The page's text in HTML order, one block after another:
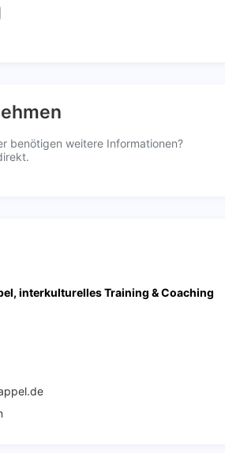
benötigen weitere Informationen?
interkulturelles Training & Coaching